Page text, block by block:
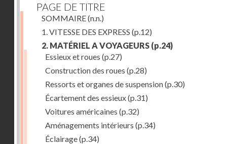
PAGE DE TITRE
SOMMAIRE(n.n.)
1. VITESSE DES EXPRESS (p.12)
2. MATÉRIEL A VOYAGEURS (p.24)
Essieux et roues (p.27)
Construction des roues (p.28)
Ressorts et organes de suspension(p.30)
Écartement des essieux(p.31)
Voitures américaines (p.32)
Aménagements intérieurs (p.34)
Éclairage(p.34)